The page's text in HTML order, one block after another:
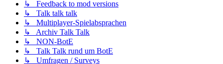
↳ Feedback to mod versions
↳ Talk talk talk
↳ Multiplayer-Spielabsprachen
↳ Archiv Talk Talk
↳ NON-BotE
↳ Talk Talk rund um BotE
↳ Umfragen / Surveys